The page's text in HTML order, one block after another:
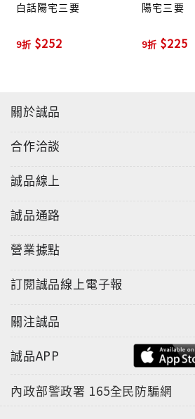
白話陽宅三要
9折 $252
陽宅三要
9折 $225
關於誠品
合作洽談
誠品線上
誠品通路
營業據點
訂閱誠品線上電子報
關注誠品
誠品APP
內政部警政署 165全民防騙網